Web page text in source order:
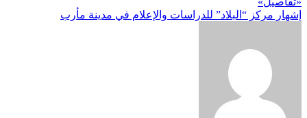
إشهار مركز “البلاد” للدراسات والإعلام في مدينة مأرب